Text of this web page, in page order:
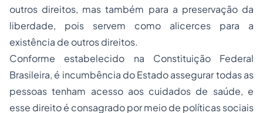
outros direitos, mas também para a preservação da
liberdade, pois servem como alicerces para a
existência de outros direitos.
Conforme estabelecido na Constituição Federal
Brasileira, é incumbência do Estado assegurar todas as
pessoas tenham acesso aos cuidados de saúde, e
esse direito é consagrado por meio de políticas sociais